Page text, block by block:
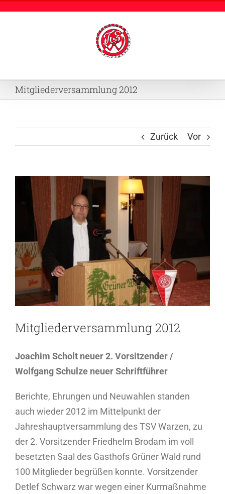
Mitgliederversammlung 2012
Zurück Vor
Zeige
grösseres
Mitgliederversammlung 2012
Joachim Scholt neuer 2. Vorsitzender /
Wolfgang Schulze neuer Schriftführer
Berichte, Ehrungen und Neuwahlen standen
auch wieder 2012 im Mittelpunkt der
Jahreshauptversammlung des TSV Warzen, zu
der 2. Vorsitzender Friedhelm Brodam im voll
besetzten Saal des Gasthofs Grüner Wald rund
100 Mitglieder begrüßen konnte. Vorsitzender
Detlef Schwarz war wegen einer Kurmaßnahme